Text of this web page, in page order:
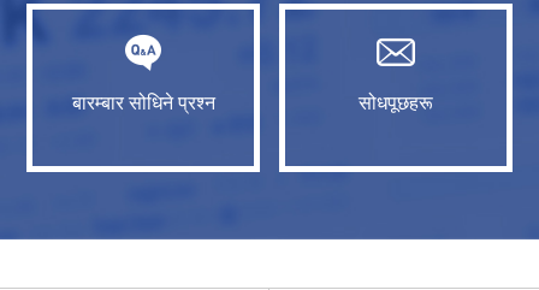
बारम्बार सोधिने प्रश्न सोधपूछहरू